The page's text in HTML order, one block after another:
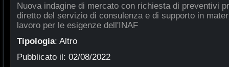
Nuova indagine di mercato con richiesta di preventivi
diretto del servizio di consulenza e di supporto in
lavoro per le esigenze dell'INAF
Tipologia: Altro
Pubblicato il: 02/08/2022